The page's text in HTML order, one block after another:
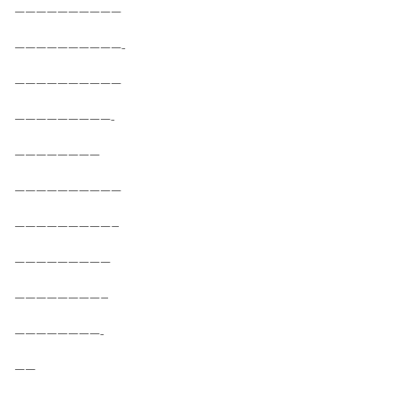
——————————
——————————-
——————————
—————————-
————————
——————————
—————————–
—————————
————————–
————————-
——